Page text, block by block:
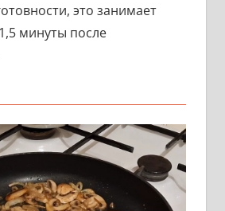
это занимает
минуты после